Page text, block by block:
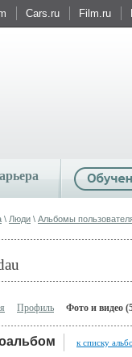
Cars.ru Film.ru
\ Люди \ Альбомы
Профиль Фото и видео
к списку